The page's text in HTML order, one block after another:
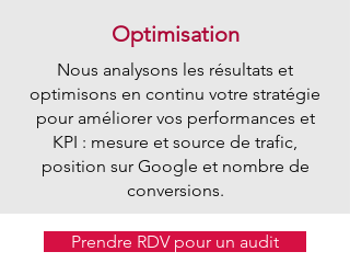
Optimisation
Nous analysons les résultats et
optimisons en continu votre stratégie
pour améliorer vos performances et
KPI : mesure et source de trafic,
position sur Google et nombre de
conversions.
Prendre RDV pour un audit